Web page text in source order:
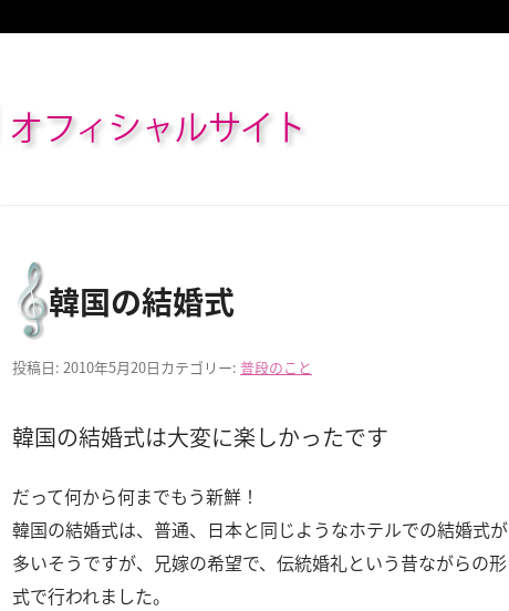
オフィシャルサイト
韓国の結婚式
投稿日: 2010年5月20日カテゴリー: 普段のこと
韓国の結婚式は大変に楽しかったです
だって何から何までもう新鮮！
韓国の結婚式は、普通、日本と同じようなホテルでの結婚式が
多いそうですが、兄嫁の希望で、伝統婚礼という昔ながらの形
式で行われました。